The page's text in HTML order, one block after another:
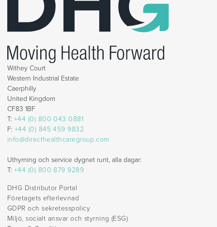
Withey Court
Western Industrial Estate
Caerphilly
United Kingdom
CF83 1BF
T: +44 (0) 800 043 0881
F: +44 (0) 845 459 9832
info@directhealthcaregroup.com
Uthyrning och service dygnet runt, alla dagar:
T: +44 (0) 800 879 9289
DHG Distributor Portal
Företagets efterlevnad
GDPR och sekretesspolicy
Miljö, socialt ansvar och styrning (ESG)